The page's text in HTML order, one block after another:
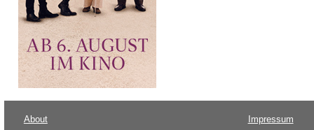
About Impressum